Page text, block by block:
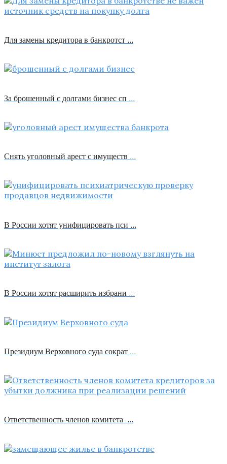
Для замены кредитора в банкротст …
За брошенный с долгами бизнес сп …
Снять уголовный арест с имуществ …
В России хотят унифицировать пси …
В России хотят расширить избрани …
Президиум Верховного суда сократ …
Ответственность членов комитета …